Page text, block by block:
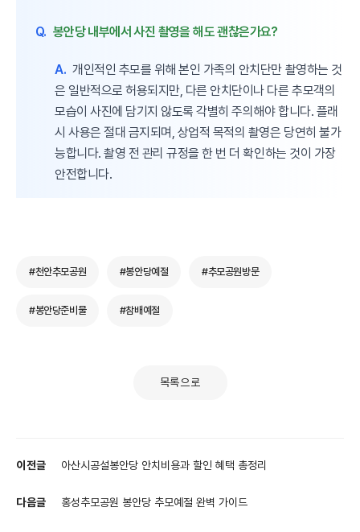
Q. 봉안당 내부에서 사진 촬영을 해도 괜찮은가요?
A. 개인적인 추모를 위해 본인 가족의 안치단만 촬영하는 것
은 일반적으로 허용되지만, 다른 안치단이나 다른 추모객의
모습이 사진에 담기지 않도록 각별히 주의해야 합니다. 플래
시 사용은 절대 금지되며, 상업적 목적의 촬영은 당연히 불가
능합니다. 촬영 전 관리 규정을 한 번 더 확인하는 것이 가장
안전합니다.
#천안추모공원 #봉안당예절 #추모공원방문
#봉안당준비물 #참배예절
목록으로
이전글 아산시공설봉안당 안치비용과 할인 혜택 총정리
다음글 홍성추모공원 봉안당 추모예절 완벽 가이드